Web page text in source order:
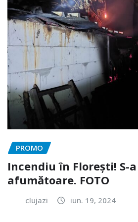
PROMO
Incendiu în Florești! S-
afumătoare. FOTO
clujazi iun. 19, 2024